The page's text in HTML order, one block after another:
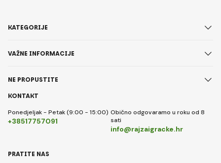
KONTAKT
Ponedjeljak - Petak (9:00 - 15:00)
+38517757091
Obično odgovaramo u roku od 8
sati
info@rajzaigracke.hr
KATEGORIJE
VAŽNE INFORMACIJE
NE PROPUSTITE
PRATITE NAS